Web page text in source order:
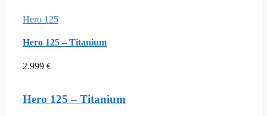
Hero 125
Hero 125 – Titanium
2.999 €
Hero 125 – Titanium